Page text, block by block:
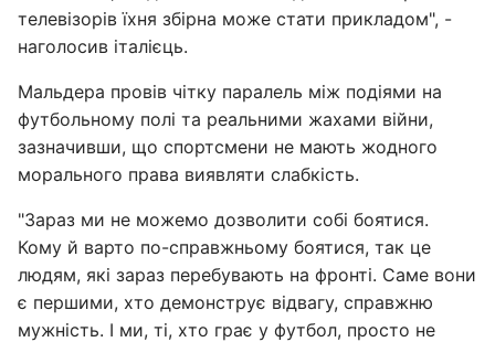
телевізорів їхня збірна може стати прикладом", -
наголосив італієць.
Мальдера провів чітку паралель між подіями на
футбольному полі та реальними жахами війни,
зазначивши, що спортсмени не мають жодного
морального права виявляти слабкість.
"Зараз ми не можемо дозволити собі боятися.
Кому й варто по-справжньому боятися, так це
людям, які зараз перебувають на фронті. Саме вони
є першими, хто демонструє відвагу, справжню
мужність. І ми, ті, хто грає у футбол, просто не